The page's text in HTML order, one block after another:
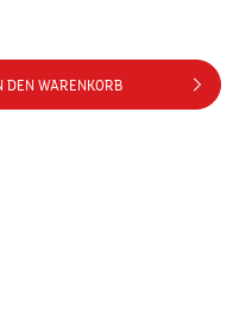
DEN WARENKORB